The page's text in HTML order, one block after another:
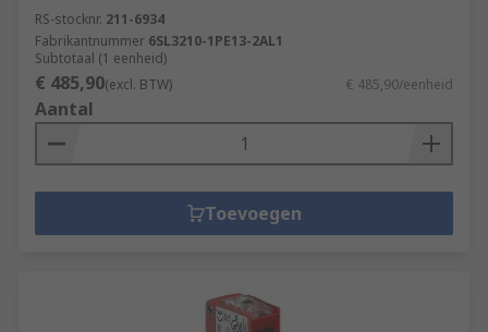
RS-stocknr. 211-6934
Fabrikantnummer 6SL3210-1PE13-2AL1
Subtotaal (1 eenheid)
€ 485,90(excl. BTW) € 485,90/eenheid
Aantal
Toevoegen